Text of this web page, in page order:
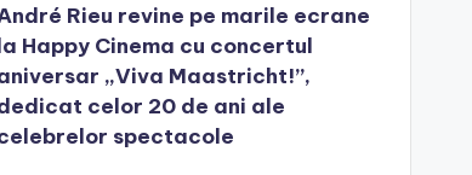
Rieu revine pe marile ecrane
Happy Cinema cu concertul
„Viva Maastricht!”,
celor 20 de ani ale
spectacole